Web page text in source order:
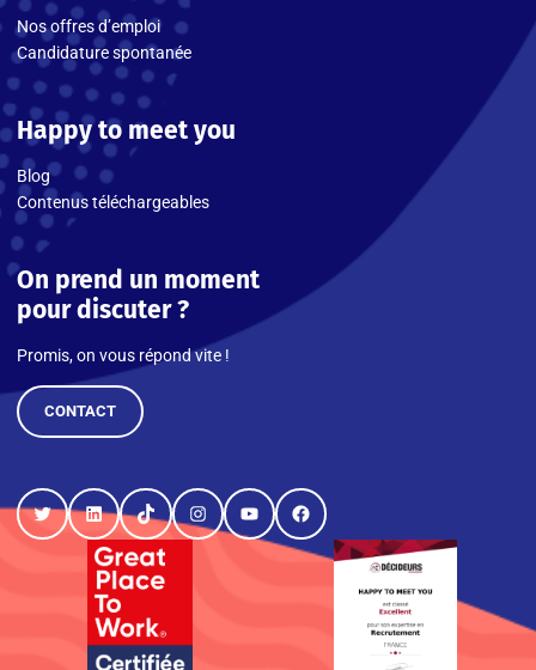
Nos offres d’emploi
Candidature spontanée
Happy to meet you
Blog
Contenus téléchargeables
On prend un moment
pour discuter ?
Promis, on vous répond vite !
CONTACT
TwitterLinkedInTikTokInstagram
YouTubeFacebook